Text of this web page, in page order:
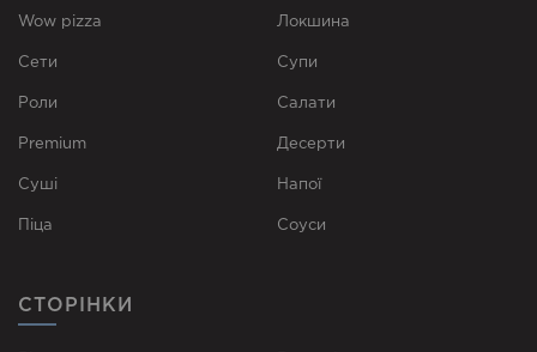
Wow pizza
Сети
Роли
Premium
Суші
Піца
Локшина
Супи
Cалати
Десерти
Напої
Соуси
СТОРІНКИ